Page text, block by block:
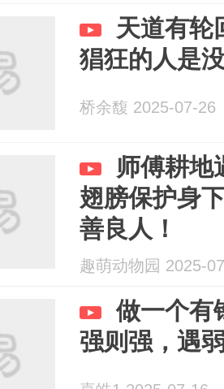
天道有轮
猖狂的人是
桥余馥 2025-07-26
师傅耕地
翅膀保护身
善良人！
趣萌动物园 2025-
做一个有
强则强，遇